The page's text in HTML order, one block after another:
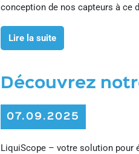
conception de nos capteurs à ce
Lire la suite
Découvrez
07.09.2025
LiquiScope – votre solution pour